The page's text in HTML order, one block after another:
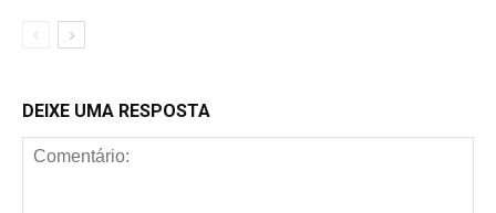
DEIXE UMA RESPOSTA